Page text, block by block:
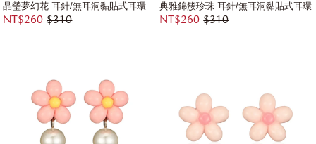
晶瑩夢幻花 耳針/無耳洞黏貼式耳環
NT$260 $310
典雅錦簇珍珠 耳針/無耳洞黏貼式耳環
NT$260 $310